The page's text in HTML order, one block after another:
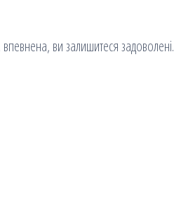
ви залишитеся задоволені.